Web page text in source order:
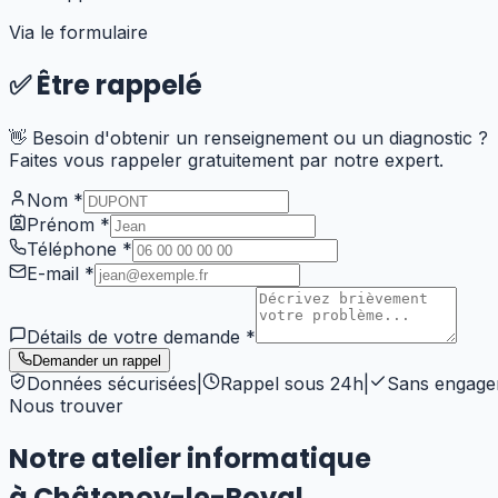
Via le formulaire
✅Être rappelé
👋 Besoin d'obtenir un renseignement ou un diagnostic ?
Faites vous rappeler gratuitement par notre expert.
Nom *
Prénom *
Téléphone *
E-mail *
Détails de votre demande *
Demander un rappel
Données sécurisées Rappel sous 24h
Sans
Nous trouver
Notre atelier informatique